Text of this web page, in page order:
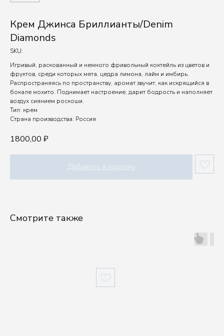
Крем Джинса Бриллианты/Denim
Diamonds
SKU:
1800,00 ₽
Добавить в корзину
Игривый, раскованный и немного фривольный коктейль из цветов и
фруктов, среди которых мята, цедра лимона, лайм и имбирь.
Распространяясь по пространству, аромат звучит, как искрящийся в
бокале мохито. Поднимает настроение, дарит бодрость и наполняет
воздух сиянием роскоши.
Тип: крем
Страна производства: Россия
Смотрите также